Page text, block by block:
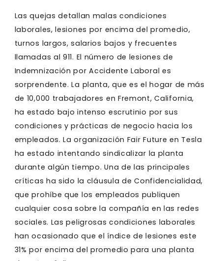
Las quejas detallan malas condiciones
laborales, lesiones por encima del promedio,
turnos largos, salarios bajos y frecuentes
llamadas al 911. El número de lesiones de
Indemnización por Accidente Laboral es
sorprendente. La planta, que es el hogar de más
de 10,000 trabajadores en Fremont, California,
ha estado bajo intenso escrutinio por sus
condiciones y prácticas de negocio hacia los
empleados. La organización Fair Future en Tesla
ha estado intentando sindicalizar la planta
durante algún tiempo. Una de las principales
críticas ha sido la cláusula de Confidencialidad,
que prohíbe que los empleados publiquen
cualquier cosa sobre la compañía en las redes
sociales. Las peligrosas condiciones laborales
han ocasionado que el índice de lesiones este
31% por encima del promedio para una planta